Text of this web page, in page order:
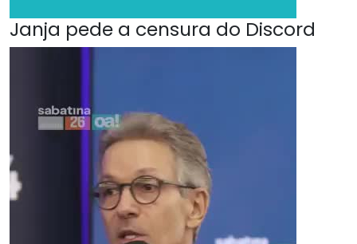
Janja pede a censura do Discord